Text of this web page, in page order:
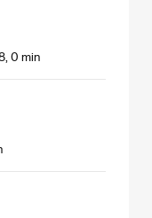
0 min